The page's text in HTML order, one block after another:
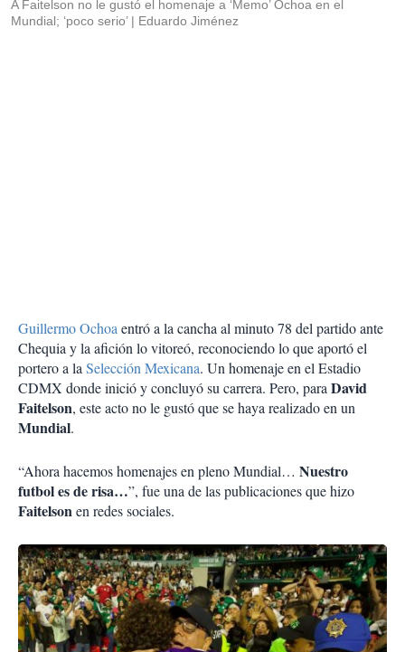
A Faitelson no le gustó el homenaje a ‘Memo’ Ochoa en el
Mundial; ‘poco serio’
Eduardo Jiménez
Guillermo Ochoaentró a la cancha al minuto 78 del partido ante
Chequia y la afición lo vitoreó, reconociendo lo que aportó el
portero a laSelección Mexicana. Un homenaje en el Estadio
CDMX donde inició y concluyó su carrera. Pero, paraDavid
Faitelson, este acto no le gustó que se haya realizado en un
Mundial.
“Ahora hacemos homenajes en pleno Mundial… Nuestro
futbol es de risa…”, fue una de las publicaciones que hizo
Faitelsonen redes sociales.